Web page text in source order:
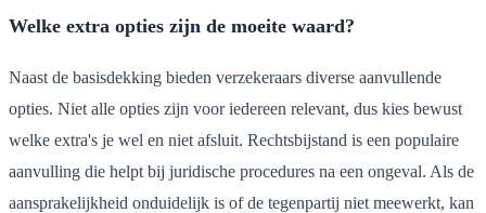
Welke extra opties zijn de moeite waard?
Naast de basisdekking bieden verzekeraars diverse aanvullende
opties. Niet alle opties zijn voor iedereen relevant, dus kies bewust
welke extra's je wel en niet afsluit. Rechtsbijstand is een populaire
aanvulling die helpt bij juridische procedures na een ongeval. Als de
aansprakelijkheid onduidelijk is of de tegenpartij niet meewerkt, kan